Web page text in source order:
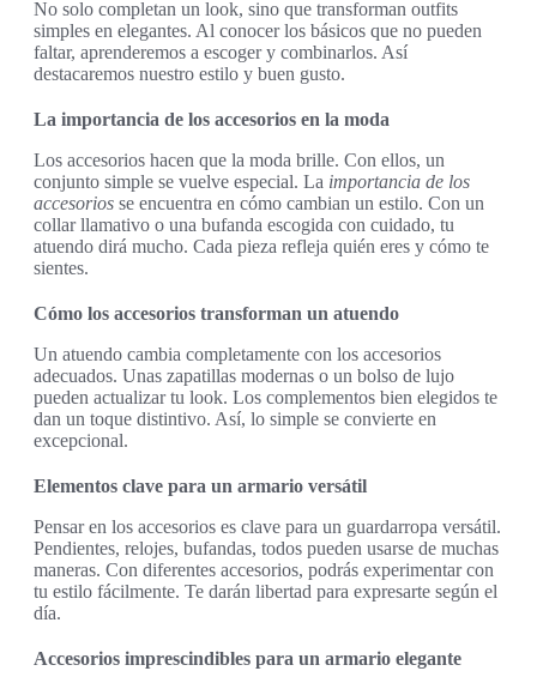
No solo completan un look, sino que transforman outfits
simples en elegantes. Al conocer los básicos que no pueden
faltar, aprenderemos a escoger y combinarlos. Así
destacaremos nuestro estilo y buen gusto.
La importancia de los accesorios en la moda
Los accesorios hacen que la moda brille. Con ellos, un
conjunto simple se vuelve especial. La importancia de los
accesorios se encuentra en cómo cambian un estilo. Con un
collar llamativo o una bufanda escogida con cuidado, tu
atuendo dirá mucho. Cada pieza refleja quién eres y cómo te
sientes.
Cómo los accesorios transforman un atuendo
Un atuendo cambia completamente con los accesorios
adecuados. Unas zapatillas modernas o un bolso de lujo
pueden actualizar tu look. Los complementos bien elegidos te
dan un toque distintivo. Así, lo simple se convierte en
excepcional.
Elementos clave para un armario versátil
Pensar en los accesorios es clave para un guardarropa versátil.
Pendientes, relojes, bufandas, todos pueden usarse de muchas
maneras. Con diferentes accesorios, podrás experimentar con
tu estilo fácilmente. Te darán libertad para expresarte según el
día.
Accesorios imprescindibles para un armario elegante